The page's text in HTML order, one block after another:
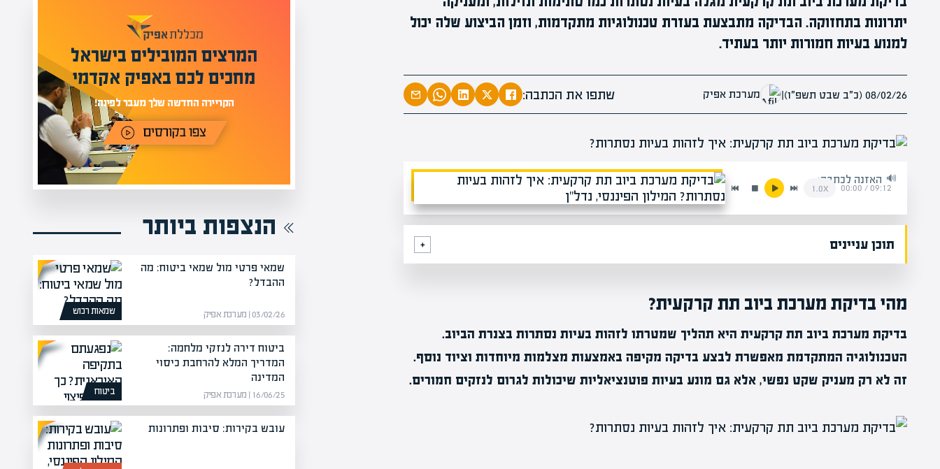
יתרונות בתחזוקה. הבדיקה מתבצעת בעזרת טכנולוגיות מתקדמות, וזמן הביצוע שלה יכול
למנוע בעיות חמורות יותר בעתיד.
08/02/26 (כ״ב שבט תשפ״ו) | מערכת אפיק שתפו את הכתבה:
האזנה לכתבה:
09:12
/
00:00
1.0x
תוכן עניינים
מהי בדיקת מערכת ביוב תת קרקעית?
בדיקת מערכת ביוב תת קרקעית היא תהליך שמטרתו לזהות בעיות נסתרות בצנרת הביוב.
הטכנולוגיה המתקדמת מאפשרת לבצע בדיקה מקיפה באמצעות מצלמות מיוחדות וציוד נוסף.
זה לא רק מעניק שקט נפשי, אלא גם מונע בעיות פוטנציאליות שיכולות לגרום לנזקים חמורים.
מומחים בהערכת שווי
מחכים לכם באתר
המרצים המובילים בישראל
מחכים לכם באפיק אקדמי
הקריירה החדשה שלך מעבר לפינה!
הנצפות ביותר
שמאות רכוש
שמאי פרטי מול שמאי ביטוח: מה
ההבדל?
03/02/26 | מערכת אפיק
ביטוח
ביטוח דירה לנזקי מלחמה:
המדריך המלא להרחבת כיסוי
המדינה
16/06/25 | מערכת אפיק
עובש בקירות: סיבות ופתרונות